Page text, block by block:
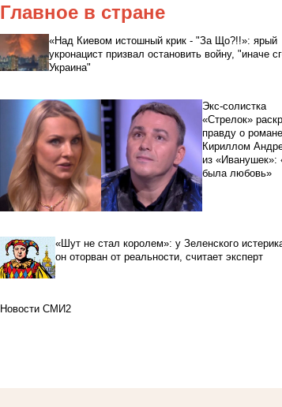
Главное в стране
«Над Киевом истошный крик - "За Що?!!»: ярый
укронацист призвал остановить войну, "иначе
Украина"
Экс-солистка
«Стрелок»
правду о
Кириллом
из «Иванушек»:
была любовь»
«Шут не стал королем»: у Зеленского
он оторван от реальности, считает эксперт
Новости СМИ2